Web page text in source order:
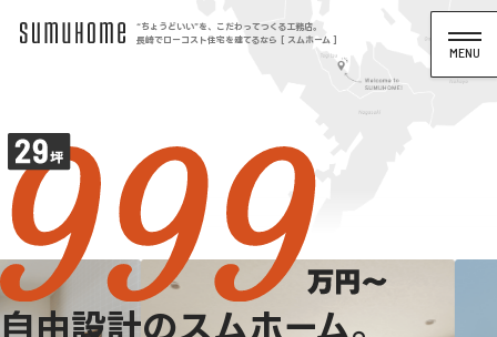
“ちょうどいい”を、こだわってつくる工務店。
長崎でローコスト住宅を建てるなら [ スムホーム ]
自由設計のスムホーム。